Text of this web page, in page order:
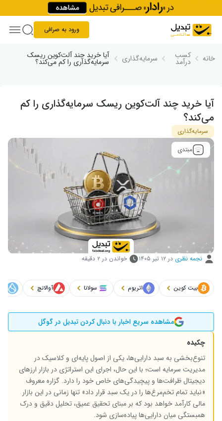
Skip to content
ورود به صرافی
خانه کسب
درآمد سرمایه‌گذاری آیا خرید چند آلت‌کوین ریسک
سرمایه‌گذاری را کم می‌کند؟
آیا خرید چند آلت‌کوین ریسک سرمایه‌گذاری را کم
می‌کند؟
سرمایه‌گذاری
مبتدی
نجمه نظری در ۱۲ تیر ۱۴۰۵ خواندن در ۲ دقیقه
بیت کوین اتریوم سولانا آوالانچ
مشاهده سریع اخبار با دنبال کردن تبدیل در گوگل
چکیده
تنوع‌بخشی به سبد دارایی‌ها، یکی از اصول پایه‌ای و کلاسیک در
مدیریت سرمایه است؛ با این حال، اجرای این استراتژی در بازار ارزهای
دیجیتال ظرافت‌ها و پیچیدگی‌های خاص خود را دارد. گزاره معروف
«نباید تمام تخم‌مرغ‌ها را در یک سبد قرار داد» تنها زمانی در این بازار
مالی کارآمد خواهد بود که بر مبنای تحقیق عمیق، تحلیل دقیق و درک
همبستگی میان دارایی‌ها پیاده‌سازی شود.